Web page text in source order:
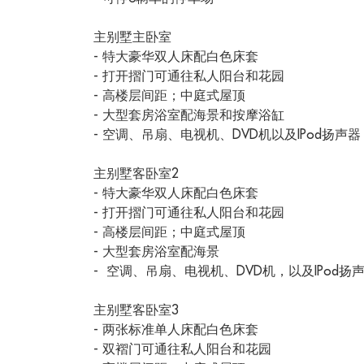
主别墅主卧室
- 特大豪华双人床配白色床套
- 打开摺门可通往私人阳台和花园
- 高楼层间距；中庭式屋顶
- 大型套房浴室配海景和按摩浴缸
- 空调、吊扇、电视机、DVD机以及IPod扬声器
主别墅客卧室2
- 特大豪华双人床配白色床套
- 打开摺门可通往私人阳台和花园
- 高楼层间距；中庭式屋顶
- 大型套房浴室配海景
- 空调、吊扇、电视机、DVD机，以及IPod扬
主别墅客卧室3
- 两张标准单人床配白色床套
- 双褶门可通往私人阳台和花园